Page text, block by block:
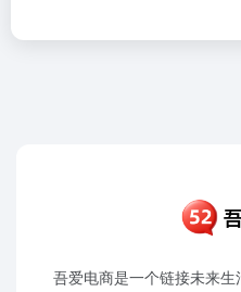
吾爱电商是一个链接未来生